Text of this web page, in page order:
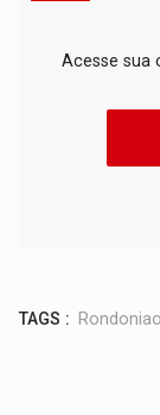
Acesse sua
TAGS :